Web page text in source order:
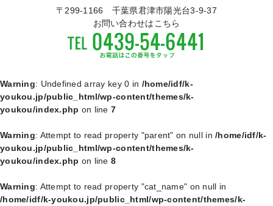
〒299-1166 千葉県君津市陽光台3-9-37
お問い合わせはこちら
Warning: Undefined array key 0 in /home/idf/k-
youkou.jp/public_html/wp-content/themes/k-
youkou/index.php on line7
Warning: Attempt to read property "parent" on null in/home/idf/k-
youkou.jp/public_html/wp-content/themes/k-
youkou/index.php on line8
Warning: Attempt to read property "cat_name" on null in
/home/idf/k-youkou.jp/public_html/wp-content/themes/k-